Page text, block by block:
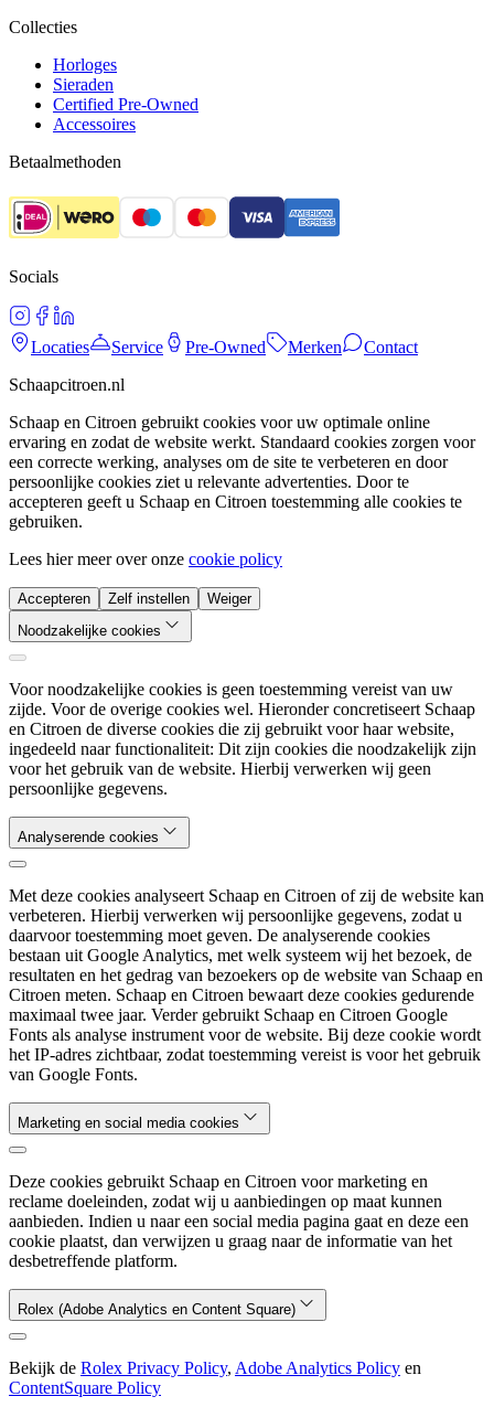
Collecties
Horloges
Sieraden
Certified Pre-Owned
Accessoires
Betaalmethoden
Socials
Locaties Service Pre-Owned Merken
Contact
Schaapcitroen.nl
Schaap en Citroen gebruikt cookies voor uw optimale online
ervaring en zodat de website werkt. Standaard cookies zorgen voor
een correcte werking, analyses om de site te verbeteren en door
persoonlijke cookies ziet u relevante advertenties. Door te
accepteren geeft u Schaap en Citroen toestemming alle cookies te
gebruiken.
Lees hier meer over onze cookie policy
Accepteren Zelf instellen
Weiger
Noodzakelijke cookies
Voor noodzakelijke cookies is geen toestemming vereist van uw
zijde. Voor de overige cookies wel. Hieronder concretiseert Schaap
en Citroen de diverse cookies die zij gebruikt voor haar website,
ingedeeld naar functionaliteit: Dit zijn cookies die noodzakelijk zijn
voor het gebruik van de website. Hierbij verwerken wij geen
persoonlijke gegevens.
Analyserende cookies
Met deze cookies analyseert Schaap en Citroen of zij de website kan
verbeteren. Hierbij verwerken wij persoonlijke gegevens, zodat u
daarvoor toestemming moet geven. De analyserende cookies
bestaan uit Google Analytics, met welk systeem wij het bezoek, de
resultaten en het gedrag van bezoekers op de website van Schaap en
Citroen meten. Schaap en Citroen bewaart deze cookies gedurende
maximaal twee jaar. Verder gebruikt Schaap en Citroen Google
Fonts als analyse instrument voor de website. Bij deze cookie wordt
het IP-adres zichtbaar, zodat toestemming vereist is voor het gebruik
van Google Fonts.
Marketing en social media cookies
Deze cookies gebruikt Schaap en Citroen voor marketing en
reclame doeleinden, zodat wij u aanbiedingen op maat kunnen
aanbieden. Indien u naar een social media pagina gaat en deze een
cookie plaatst, dan verwijzen u graag naar de informatie van het
desbetreffende platform.
Rolex (Adobe Analytics en Content Square)
Bekijk de Rolex Privacy Policy, Adobe Analytics Policy en
ContentSquare Policy